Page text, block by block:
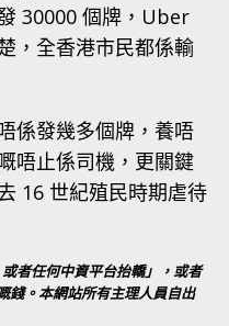
30000 個牌，Uber
，全香港市民都係輸
係發幾多個牌，養唔
唔止係司機，更關鍵
16 世紀殖民時期虐待
者任何中資平台抬轎」，或者
錢。本網站所有主理人員自出